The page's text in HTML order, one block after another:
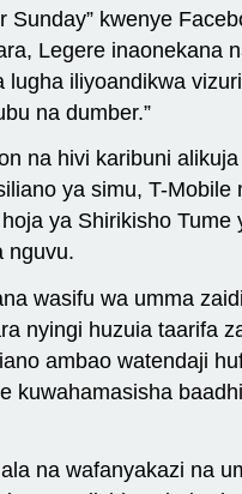
Sunday” kwenye
Legere inaonekana
iliyoandikwa
na dumber.”
na hivi karibuni
ya simu, T-Mobile
ya Shirikisho Tume
nguvu.
wasifu wa umma
nyingi huzuia taarifa
ambao watendaji
kuwahamasisha
na wafanyakazi na